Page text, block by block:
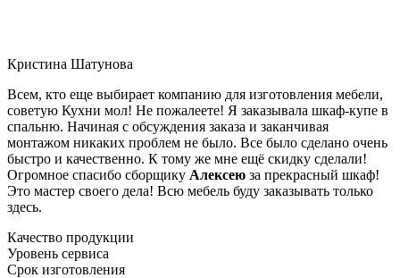
Кристина Шатунова
Всем, кто еще выбирает компанию для изготовления мебели,
советую Кухни мол! Не пожалеете! Я заказывала шкаф-купе в
спальню. Начиная с обсуждения заказа и заканчивая
монтажом никаких проблем не было. Все было сделано очень
быстро и качественно. К тому же мне ещё скидку сделали!
Огромное спасибо сборщику Алексею за прекрасный шкаф!
Это мастер своего дела! Всю мебель буду заказывать только
здесь.
Качество продукции
Уровень сервиса
Срок изготовления